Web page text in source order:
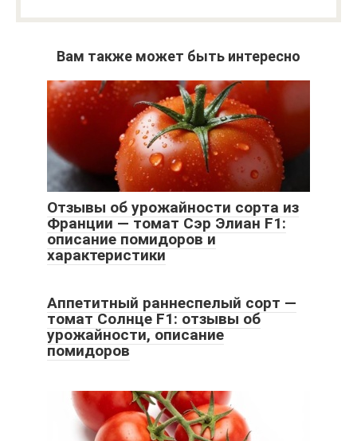
Вам также может быть интересно
Отзывы об урожайности сорта из
Франции — томат Сэр Элиан F1:
описание помидоров и
характеристики
Аппетитный раннеспелый сорт —
томат Солнце F1: отзывы об
урожайности, описание
помидоров